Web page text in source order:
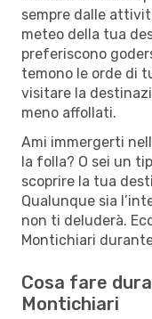
sempre dalle
meteo della tua
preferiscono
temono le orde di
visitare la
meno affollati.
Ami immergerti
la folla? O sei un
scoprire la tua
Qualunque sia
non ti deluderà.
Montichiari
Cosa fare
Montichiari